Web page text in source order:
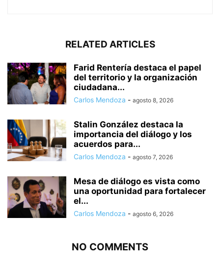
RELATED ARTICLES
Farid Rentería destaca el papel
del territorio y la organización
ciudadana...
Carlos Mendoza - agosto 8, 2026
Stalin González destaca la
importancia del diálogo y los
acuerdos para...
Carlos Mendoza - agosto 7, 2026
Mesa de diálogo es vista como
una oportunidad para fortalecer
el...
Carlos Mendoza - agosto 6, 2026
NO COMMENTS